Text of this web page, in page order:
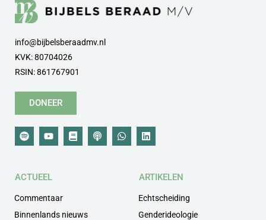
info@bijbelsberaadmv.nl
KVK: 80704026
RSIN: 861767901
DONEER
ACTUEEL
Commentaar
Binnenlands nieuws
ARTIKELEN
Echtscheiding
Genderideologie